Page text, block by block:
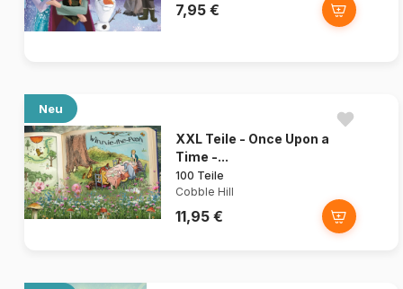
7,95 €
Neu
XXL Teile - Once Upon a
Time -...
100 Teile
Cobble Hill
11,95 €